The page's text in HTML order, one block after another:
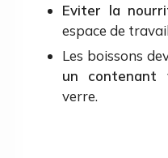
Eviter la
espace de
Les boissons
un contenant
verre.